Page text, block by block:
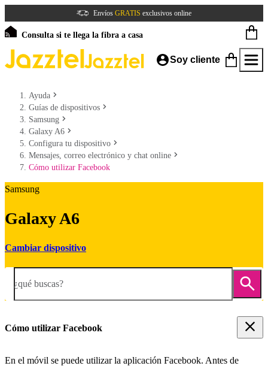
Envíos GRATIS exclusivos online
Consulta si te llega la fibra a casa
Soy cliente
Ayuda
Guías de dispositivos
Samsung
Galaxy A6
Configura tu dispositivo
Mensajes, correo electrónico y chat online
Cómo utilizar Facebook
Samsung
Galaxy A6
Cambiar dispositivo
¿qué buscas?
Cómo utilizar Facebook
En el móvil se puede utilizar la aplicación Facebook. Antes de